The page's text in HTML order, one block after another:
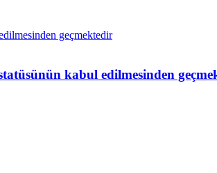
kabul edilmesinden